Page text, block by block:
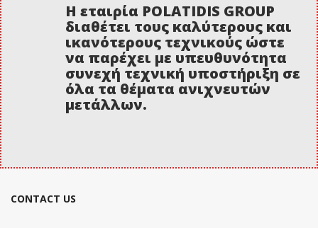
Η εταιρία POLATIDIS GROUP
διαθέτει τους καλύτερους και
ικανότερους τεχνικούς ώστε
να παρέχει με υπευθυνότητα
συνεχή τεχνική υποστήριξη σε
όλα τα θέματα ανιχνευτών
μετάλλων.
CONTACT US